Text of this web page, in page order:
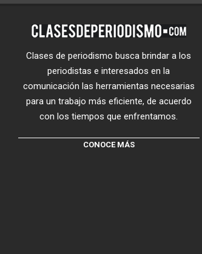
Clases de periodismo busca brindar a los
periodistas e interesados en la
comunicación las herramientas necesarias
para un trabajo más eficiente, de acuerdo
con los tiempos que enfrentamos.
CONOCE MÁS